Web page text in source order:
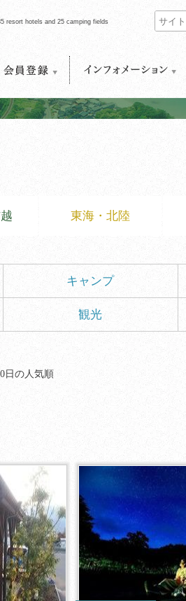
resort hotels and 25 camping fields
東海・北陸
キャンプ
観光
日の人気順